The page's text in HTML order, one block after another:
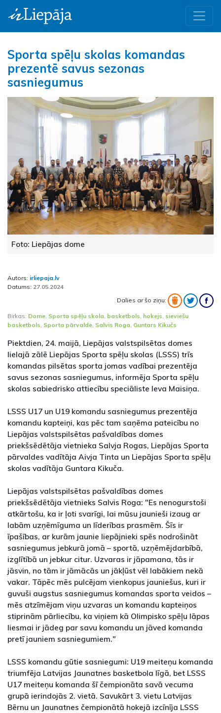
Sporta spēļu skolas komandas
prezentē savus sezonas
sasniegumus
Foto: Liepājas dome
Autors: irliepaja.lv
Datums: 27.05.2024
Dalies ar šo ziņu:
Birkas: Dome, Sporta spēļu skola, basketbols, hokejs, sieviešu
basketbols, Sporta pārvalde, Salvis Roga, Guntars Kikučs
Piektdien, 24. maijā, Liepājas valstspilsētas domes
lielajā zālē Liepājas Sporta spēļu skolas (LSSS) trīs
komandas pilsētas sporta jomas vadībai prezentēja
savus sezonas sasniegumus, informēja Sporta spēļu
skolas sabiedrisko attiecību speciāliste Ieva Maisiņa.
LSSS U17 un U19 komandu sasniegumus prezentēja
komandu kapteiņi, kas pēc tam saņēma pateicību no
Liepājas valstspilsētas pašvaldības domes
priekšsēdētāja vietnieka Salvja Rogas, Liepājas Sporta
pārvaldes vadītāja Aivja Tinta un Liepājas Sporta spēļu
skolas vadītāja Guntara Kikuča.
Liepājas valstspilsētas pašvaldības domes
priekšsēdētāja vietnieks Salvis Roga: "Es nenogurstoši
atkārtošu, ka ir ļoti svarīgi, lai mūsu jaunieši izaug ar
labām uzņēmīguma un līderības prasmēm. Šīs ir
īpašības, ar kurām jaunie liepājnieki spēs nodrošināt
sasniegumus jebkurā jomā – sportā, uzņēmējdarbībā,
izglītībā un jebkur citur. Uzvaras ir jāpamana, tās ir
jāsvin, no tām ir jāmācās un jākļūst vēl labākiem nekā
vakar. Tāpēc mēs pulcējam vienkopus jauniešus, kuri ir
guvuši augstus sasniegumus komandas sporta veidos –
mēs atzīmējam viņu uzvaras un komandu kapteiņos
stiprinām pārliecību, ka viņiem kā Olimpisko spēļu lāpas
liesmai ir jādeg par savu komandu un jāved komanda
pretī jauniem sasniegumiem."
LSSS komandu gūtie sasniegumi: U19 meiteņu komanda
triumfēja Latvijas Jaunatnes basketbola līgā, bet LSSS
U17 meiteņu komanda šī čempionāta savā vecuma
grupā ierindojās 2. vietā. Savukārt 3. vietu Latvijas
Bērnu un Jaunatnes čempionātā hokejā izcīnīja LSSS